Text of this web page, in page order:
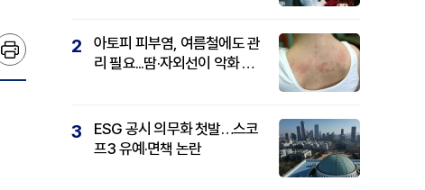
2
아토피 피부염, 여름철에도 관
리 필요...땀·자외선이 악화 요
3
ESG 공시 의무화 첫발…스코
프3 유예·면책 논란